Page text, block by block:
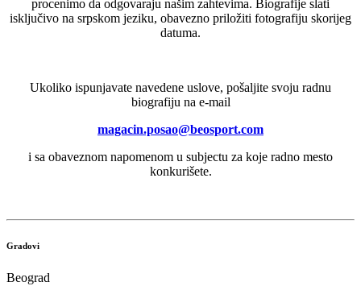
procenimo da odgovaraju našim zahtevima. Biografije slati
isključivo na srpskom jeziku, obavezno priložiti fotografiju skorijeg
datuma.
Ukoliko ispunjavate navedene uslove, pošaljite svoju radnu
biografiju na e-mail
magacin.posao@beosport.com
i sa obaveznom napomenom u subjectu za koje radno mesto
konkurišete.
Gradovi
Beograd